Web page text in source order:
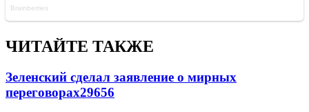
ЧИТАЙТЕ ТАКЖЕ
Зеленский сделал заявление о мирных
переговорах29656